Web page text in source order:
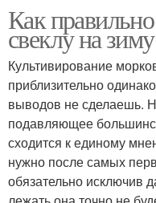
Как
свеклу на зиму
Культивирование
приблизительно
выводов не сделаешь.
подавляющее
сходится к единому
нужно после самых
обязательно исключив